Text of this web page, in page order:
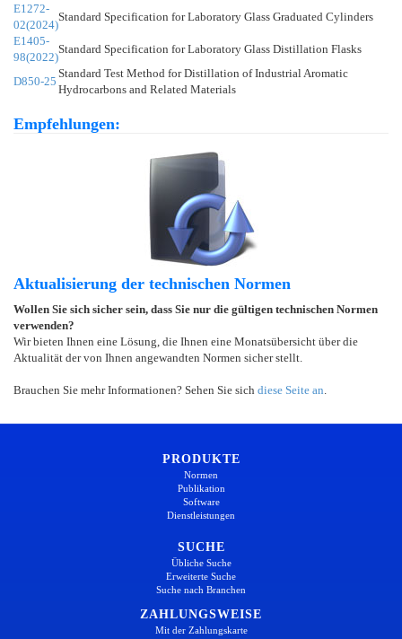
E1272-
02(2024)
Standard Specification for Laboratory Glass Graduated Cylinders
E1405-
98(2022)
Standard Specification for Laboratory Glass Distillation Flasks
D850-25
Standard Test Method for Distillation of Industrial Aromatic
Hydrocarbons and Related Materials
Empfehlungen:
Aktualisierung der technischen Normen
Wollen Sie sich sicher sein, dass Sie nur die gültigen technischen Normen
verwenden?
Wir bieten Ihnen eine Lösung, die Ihnen eine Monatsübersicht über die
Aktualität der von Ihnen angewandten Normen sicher stellt.
Brauchen Sie mehr Informationen? Sehen Sie sich diese Seite an
PRODUKTE
Normen
Publikation
Software
Dienstleistungen
SUCHE
Übliche Suche
Erweiterte Suche
Suche nach Branchen
ZAHLUNGSWEISE
Mit der Zahlungskarte